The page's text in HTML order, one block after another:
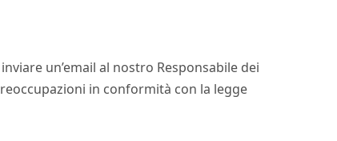
un’email al nostro Responsabile dei
in conformità con la legge